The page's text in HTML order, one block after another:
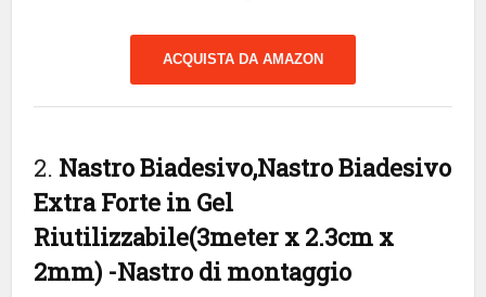
ACQUISTA DA AMAZON
2. Nastro Biadesivo,Nastro Biadesivo
Extra Forte in Gel
Riutilizzabile(3meter x 2.3cm x
2mm) -Nastro di montaggio